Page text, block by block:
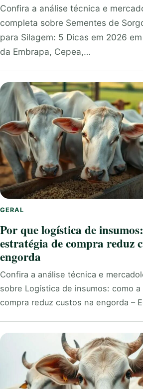
Confira a análise técnica e
completa sobre Sementes de
para Silagem: 5 Dicas em 2026
da Embrapa, Cepea,…
GERAL
Por que logística de
estratégia de compra reduz
engorda
Confira a análise técnica e
sobre Logística de insumos: como
compra reduz custos na engorda –